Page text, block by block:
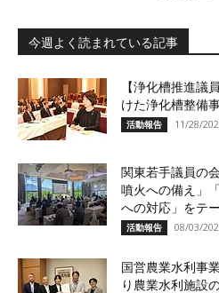
今週よく読まれている記事
【浄化槽推進議
けた浄化槽整備
活動報告 11/28/
関東若手議員の
噴火への備え」
への対応」をテ
活動報告 08/03/
国営農業水利事
り農業水利施設